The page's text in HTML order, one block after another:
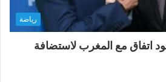
رياضة
اتفاق مع المغرب لاستضافة